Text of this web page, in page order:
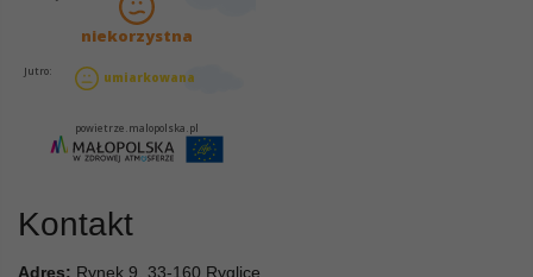
Kontakt
Adres: Rynek 9, 33-160 Ryglice